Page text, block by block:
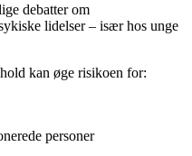
debatter om
lidelser – især hos unge
kan øge risikoen for:
personer